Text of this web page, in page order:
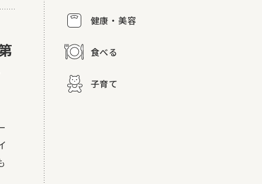
健康・美容
食べる
子育て